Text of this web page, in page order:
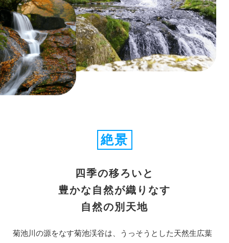
絶景
四季の移ろいと
豊かな自然が織りなす
自然の別天地
菊池川の源をなす菊池渓谷は、うっそうとした天然生広葉